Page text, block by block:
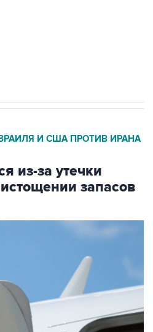
И США ПРОТИВ ИРАНА
из-за утечки
запасов